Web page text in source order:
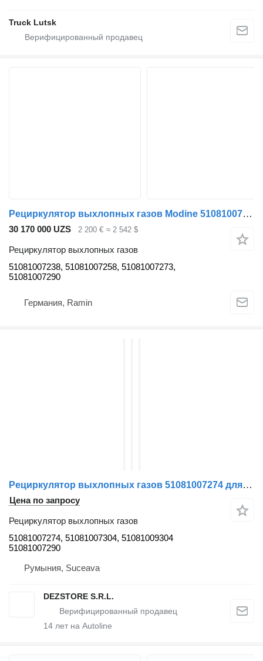
Truck Lutsk
Рециркулятор выхлопных газов Modine 51081007238 для тягача MAN TGX TGS
30 170 000 UZS 2 200 € ≈ 2 542 $
Рециркулятор выхлопных газов
51081007238, 51081007258, 51081007273,
51081007290
Германия, Ramin
Рециркулятор выхлопных газов 51081007274 для тягача MAN TGS
Цена по запросу
Рециркулятор выхлопных газов
51081007274, 51081007304, 51081009304
51081007290
Румыния, Suceava
DEZSTORE S.R.L.
14 лет на Autoline